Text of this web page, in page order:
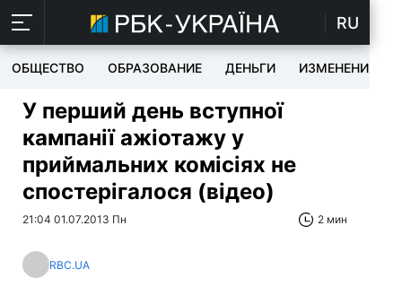
RU
ОБЩЕСТВО ОБРАЗОВАНИЕ ДЕНЬГИ ИЗМЕНЕНИЯ
У перший день вступної
кампанії ажіотажу у
приймальних комісіях не
спостерігалося (відео)
21:04 01.07.2013 Пн 2 мин
RBC.UA